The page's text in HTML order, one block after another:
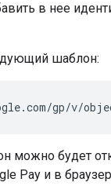
в нее
шаблон:
gp/v/
можно будет
Pay и в